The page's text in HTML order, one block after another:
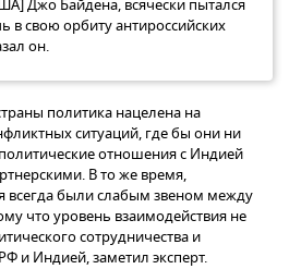
Джо Байдена, всячески пытался
в свою орбиту антироссийских
он.
политика нацелена на
ситуаций, где бы они ни
отношения с Индией
В то же время,
всегда были слабым звеном между
что уровень взаимодействия не
сотрудничества и
и Индией, заметил эксперт.